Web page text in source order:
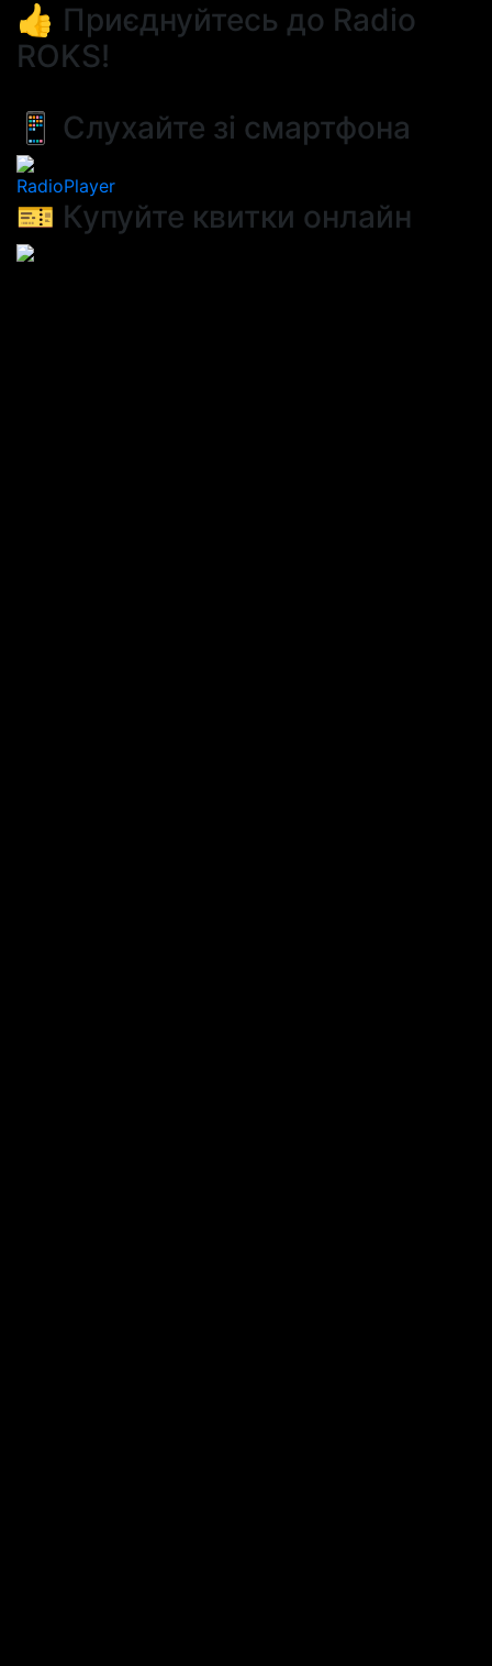
👍 Приєднуйтесь до Radio
ROKS!
📱 Слухайте зі смартфона
RadioPlayer
🎫 Купуйте квитки онлайн